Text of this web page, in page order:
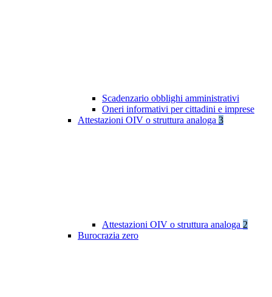
Scadenzario obblighi amministrativi
Oneri informativi per cittadini e imprese
Attestazioni OIV o struttura analoga 3
Attestazioni OIV o struttura analoga 2
Burocrazia zero